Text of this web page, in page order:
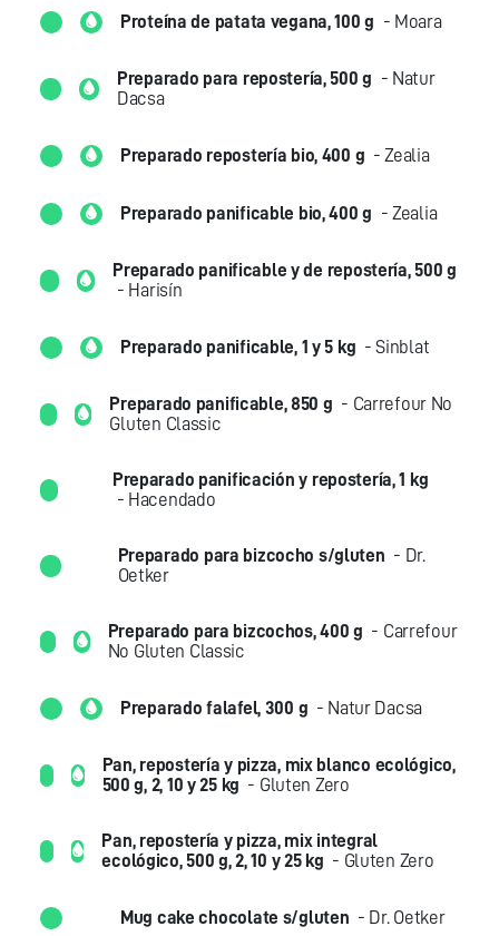
Proteína de patata vegana, 100 g - Moara
Preparado para repostería, 500 g - Natur
Dacsa
Preparado repostería bio, 400 g - Zealia
Preparado panificable bio, 400 g - Zealia
Preparado panificable y de repostería, 500 g
- Harisín
Preparado panificable, 1 y 5 kg - Sinblat
Preparado panificable, 850 g - Carrefour No
Gluten Classic
Preparado panificación y repostería, 1 kg
- Hacendado
Preparado para bizcocho s/gluten - Dr.
Oetker
Preparado para bizcochos, 400 g - Carrefour
No Gluten Classic
Preparado falafel, 300 g - Natur Dacsa
Pan, repostería y pizza, mix blanco ecológico,
500 g, 2, 10 y 25 kg - Gluten Zero
Pan, repostería y pizza, mix integral
ecológico, 500 g, 2, 10 y 25 kg - Gluten Zero
Mug cake chocolate s/gluten - Dr. Oetker